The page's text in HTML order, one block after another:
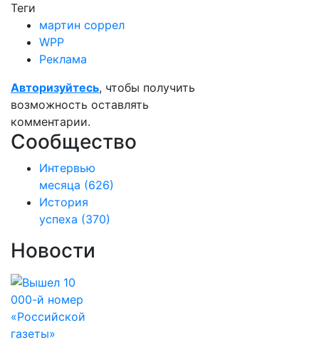
Теги
мартин соррел
WPP
Реклама
Авторизуйтесь, чтобы получить
возможность оставлять
комментарии.
Сообщество
Интервью
месяца (626)
История
успеха (370)
Новости